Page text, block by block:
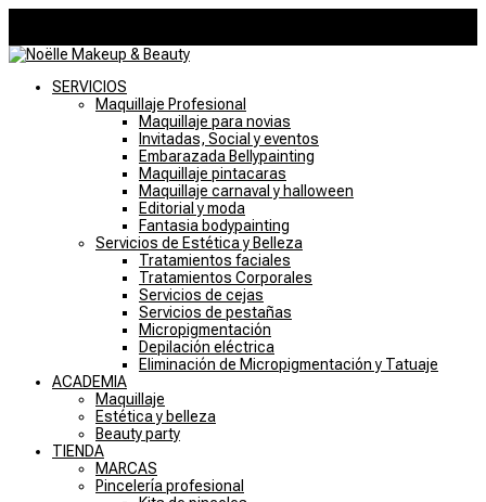
SERVICIOS
Maquillaje Profesional
Maquillaje para novias
Invitadas, Social y eventos
Embarazada Bellypainting
Maquillaje pintacaras
Maquillaje carnaval y halloween
Editorial y moda
Fantasia bodypainting
Servicios de Estética y Belleza
Tratamientos faciales
Tratamientos Corporales
Servicios de cejas
Servicios de pestañas
Micropigmentación
Depilación eléctrica
Eliminación de Micropigmentación y Tatuaje
ACADEMIA
Maquillaje
Estética y belleza
Beauty party
TIENDA
MARCAS
Pincelería profesional